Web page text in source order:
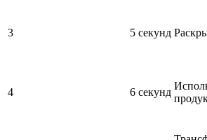
3 5 секунд
4 6 секунд